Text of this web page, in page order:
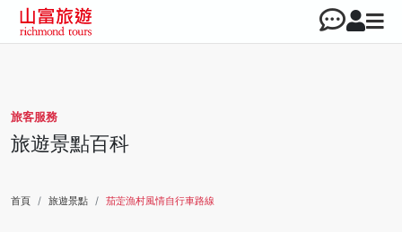
旅客服務
旅遊景點百科
首頁 旅遊景點 茄萣漁村風情自行車路線